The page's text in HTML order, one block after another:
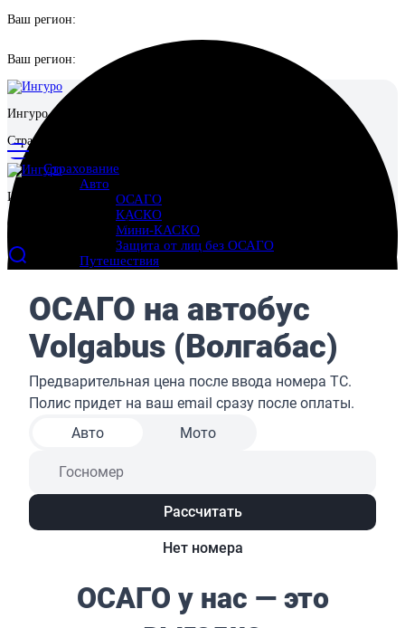
Ваш регион:
Ваш регион:
Определение...
Ингуро
Страховой маркетплейс
Страхование
Авто
ОСАГО
КАСКО
Мини-КАСКО
Защита от лиц без ОСАГО
Путешествия
Отмена поездки
Имущество
Страхование квартиры
Страхование дома
Страхование ответственности перед соседями
Ипотека
Жизнь и здоровье
Страхование от несчастных случаев
Страхование спортсменов
Телемедицина
Журнал
Ингуро
Страховой маркетплейс